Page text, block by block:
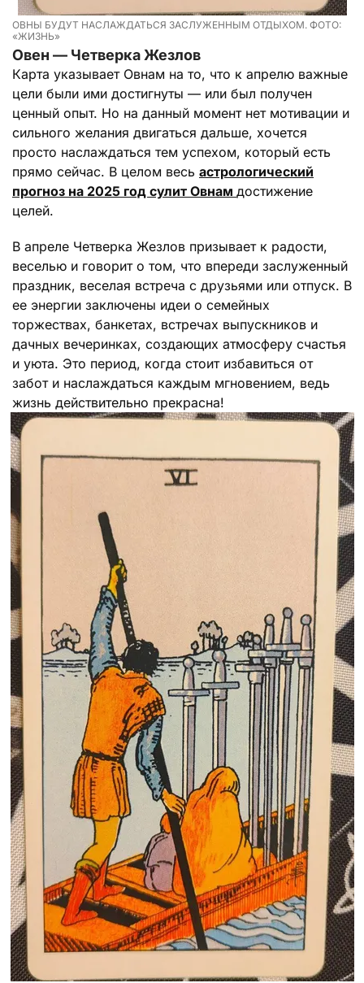
ОВНЫ БУДУТ НАСЛАЖДАТЬСЯ ЗАСЛУЖЕННЫМ ОТДЫХОМ. ФОТО:
«ЖИЗНЬ»
Овен — Четверка Жезлов
Карта указывает Овнам на то, что к апрелю важные
цели были ими достигнуты — или был получен
ценный опыт. Но на данный момент нет мотивации и
сильного желания двигаться дальше, хочется
просто наслаждаться тем успехом, который есть
прямо сейчас. В целом весь астрологический
прогноз на 2025 год сулит Овнам достижение
целей.
В апреле Четверка Жезлов призывает к радости,
веселью и говорит о том, что впереди заслуженный
праздник, веселая встреча с друзьями или отпуск. В
ее энергии заключены идеи о семейных
торжествах, банкетах, встречах выпускников и
дачных вечеринках, создающих атмосферу счастья
и уюта. Это период, когда стоит избавиться от
забот и наслаждаться каждым мгновением, ведь
жизнь действительно прекрасна!